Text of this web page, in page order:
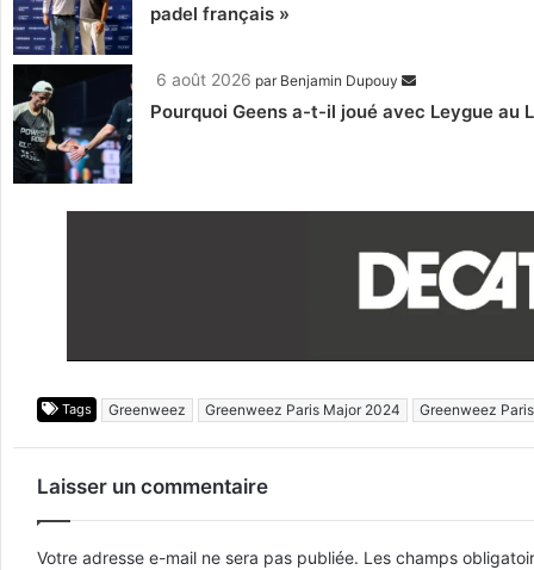
padel français »
6 août 2026 par Benjamin Dupouy
Pourquoi Geens a-t-il joué avec Leygue au
Tags Greenweez Greenweez Paris Major 2024 Greenweez
Laisser un commentaire
Votre adresse e-mail ne sera pas publiée. Les champs